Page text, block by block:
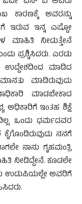
ಅವರನ್ನು
ಇರುವ ಇನ್ನ ಎಷ್ಟೋ
ಮಾಹಿತಿ ನೀಡುತ್ತೇನೆ
ಪ್ರಶ್ನಿಸಿದರು. ಎರಡು
ಮಾಡಿದ
ಮಾಡಿರುವುದು
ಮಾಡಬೇಕಾದ
ಅಧಿಕಾರಿಗೆ ಇಂತಹ ಶಿಕ್ಷೆ
ಒಂದು ಧರ್ಮದವರ
ನನಗೆ
ನಾನು ಗೃಹಮಂತ್ರಿ
ನೀಡಿದ್ದೇನೆ. ಕೂಡಲೇ
ಉಡುಪಿಯಲ್ಲೇ ಅವರಿಗೆ